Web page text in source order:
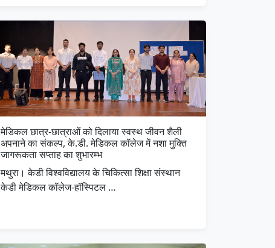
मेडिकल छात्र-छात्राओं को दिलाया स्वस्थ जीवन शैली
अपनाने का संकल्प, के.डी. मेडिकल कॉलेज में नशा मुक्ति
जागरूकता सप्ताह का शुभारम्भ
मथुरा। केडी विश्वविद्यालय के चिकित्सा शिक्षा संस्थान
केडी मेडिकल कॉलेज-हॉस्पिटल …